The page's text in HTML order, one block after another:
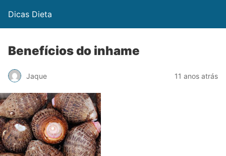
Dicas Dieta
Benefícios do inhame
Jaque 11 anos atrás